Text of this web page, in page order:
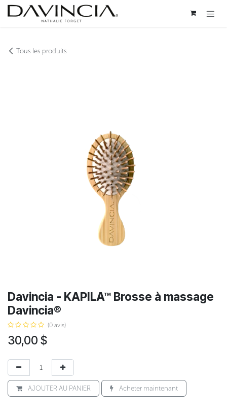
Se rendre au contenu
Tous les produits
Davincia - KAPILA™ Brosse à massage
Davincia®
(0 avis)
30,00 $
AJOUTER AU PANIER Acheter maintenant